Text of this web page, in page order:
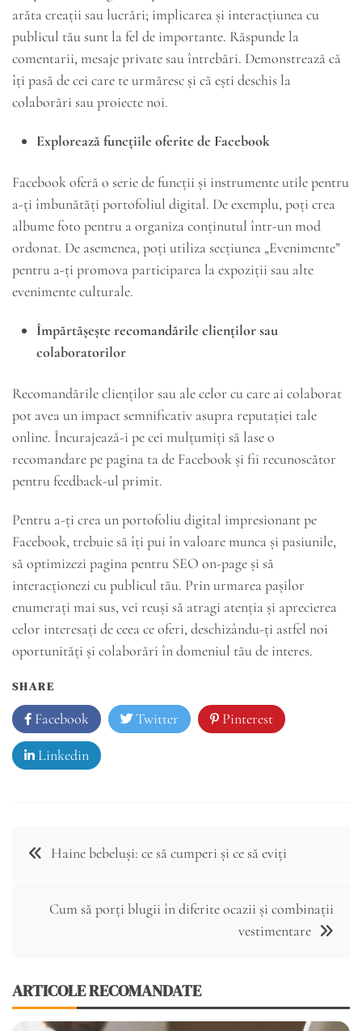
arăta creații sau lucrări; implicarea și interacțiunea cu
publicul tău sunt la fel de importante. Răspunde la
comentarii, mesaje private sau întrebări. Demonstrează că
îți pasă de cei care te urmăresc și că ești deschis la
colaborări sau proiecte noi.
Explorează funcțiile oferite de Facebook
Facebook oferă o serie de funcții și instrumente utile pentru
a-ți îmbunătăți portofoliul digital. De exemplu, poți crea
albume foto pentru a organiza conținutul într-un mod
ordonat. De asemenea, poți utiliza secțiunea „Evenimente”
pentru a-ți promova participarea la expoziții sau alte
evenimente culturale.
Împărtășește recomandările clienților sau
colaboratorilor
Recomandările clienților sau ale celor cu care ai colaborat
pot avea un impact semnificativ asupra reputației tale
online. Încurajează-i pe cei mulțumiți să lase o
recomandare pe pagina ta de Facebook și fii recunoscător
pentru feedback-ul primit.
Pentru a-ți crea un portofoliu digital impresionant pe
Facebook, trebuie să îți pui în valoare munca și pasiunile,
să optimizezi pagina pentru SEO on-page și să
interacționezi cu publicul tău. Prin urmarea pașilor
enumerați mai sus, vei reuși să atragi atenția și aprecierea
celor interesați de ceea ce oferi, deschizându-ți astfel noi
oportunități și colaborări în domeniul tău de interes.
SHARE
Facebook Twitter Pinterest
Linkedin
Navigare
articole
Haine bebeluși: ce să cumperi și ce să eviți
Cum să porți blugii în diferite ocazii și combinații
vestimentare
ARTICOLE RECOMANDATE